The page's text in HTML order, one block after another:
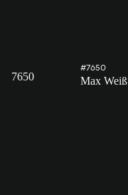
7650
#7650
Max Weiß